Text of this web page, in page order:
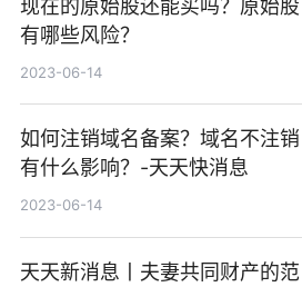
现在的原始股还能买吗？原始股
有哪些风险？
2023-06-14
如何注销域名备案？域名不注销
有什么影响？-天天快消息
2023-06-14
天天新消息丨夫妻共同财产的范